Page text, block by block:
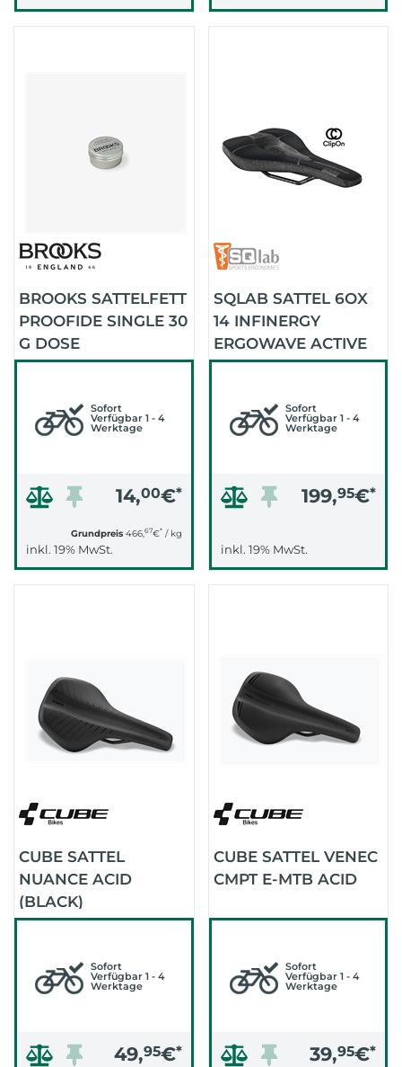
BROOKS SATTELFETT
PROOFIDE SINGLE 30
G DOSE
Sofort
Verfügbar 1 - 4
Werktage
14,00€*
Grundpreis 466,67€*/ kg
inkl. 19% MwSt.
SQLAB SATTEL 6OX
14 INFINERGY
ERGOWAVE ACTIVE
2.1 CLIPON
Sofort
Verfügbar 1 - 4
Werktage
199,95€*
inkl. 19% MwSt.
CUBE SATTEL
NUANCE ACID
(BLACK)
Sofort
Verfügbar 1 - 4
Werktage
49,95€*
CUBE SATTEL VENEC
CMPT E-MTB ACID
Sofort
Verfügbar 1 - 4
Werktage
39,95€*